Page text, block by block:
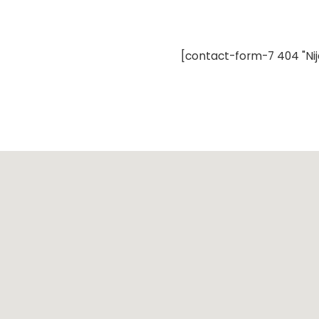
[contact-form-7 404